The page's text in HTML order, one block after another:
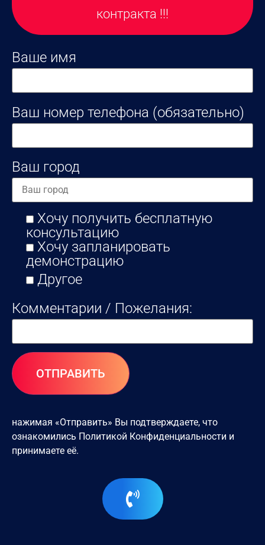
контракта !!!
Ваше имя
Ваш номер телефона (обязательно)
Ваш город
Хочу получить бесплатную
консультацию
Хочу запланировать
демонстрацию
Другое
Комментарии / Пожелания:
нажимая «Отправить» Вы подтверждаете, что
ознакомились Политикой Конфиденциальности и
принимаете её.